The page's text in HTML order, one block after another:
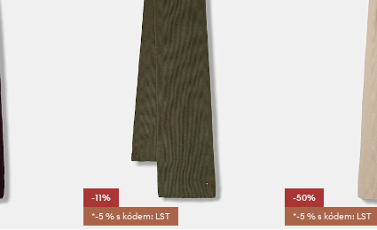
-11%
*-5 % s kódem: LST
-50%
*-5 % s kódem: LST